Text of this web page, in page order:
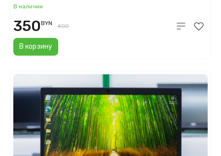
В наличии
В корзину
350BYN 400